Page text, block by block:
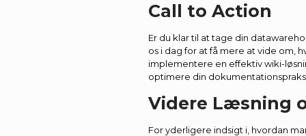
Call to Action
Er du klar til at tage din
os i dag for at få mere at vide om,
implementere en effektiv wiki-
optimere din
Videre Læsning
For yderligere indsigt i, hvordan